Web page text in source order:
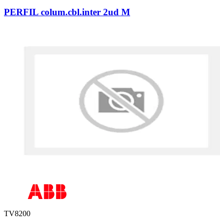
PERFIL colum.cbl.inter 2ud M
TV8200